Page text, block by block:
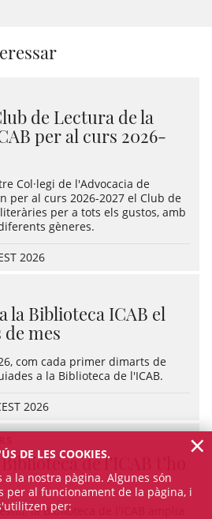
de Lectura de la
per al curs 2026-
Col·legi de l'Advocacia de
per al curs 2026-2027 el Club de
per a tots els gustos, amb
gèneres.
2026
la Biblioteca ICAB el
mes
com cada primer dimarts de
a la Biblioteca de l'ICAB.
2026
de l’ICAB t’ho
la Biblioteca de l'ICAB amplia
DE LES COOKIES.
a la nostra pàgina. Algunes són
per al funcionament de la pàgina, i
per:
×